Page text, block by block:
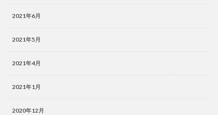
2021年6月
2021年5月
2021年4月
2021年1月
2020年12月